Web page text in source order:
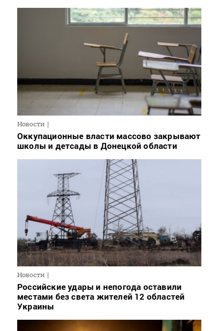
Новости
Оккупационные власти массово закрывают
школы и детсады в Донецкой области
Новости
Российские удары и непогода оставили
местами без света жителей 12 областей
Украины